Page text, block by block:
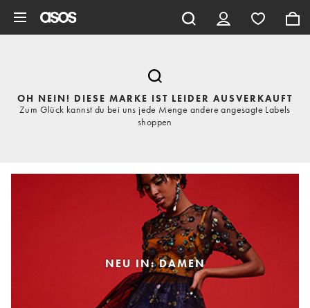
OH NEIN! DIESE MARKE IST LEIDER AUSVERKAUFT
Zum Glück kannst du bei uns jede Menge andere angesagte Labels
shoppen
NEU IN: DAMEN